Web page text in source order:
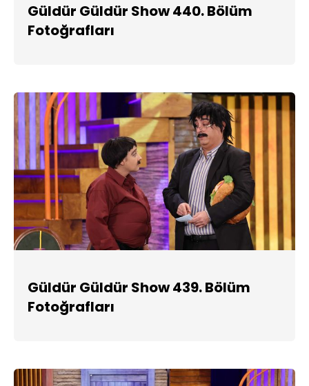
Güldür Güldür Show 440. Bölüm
Fotoğrafları
Güldür Güldür Show 439. Bölüm
Fotoğrafları